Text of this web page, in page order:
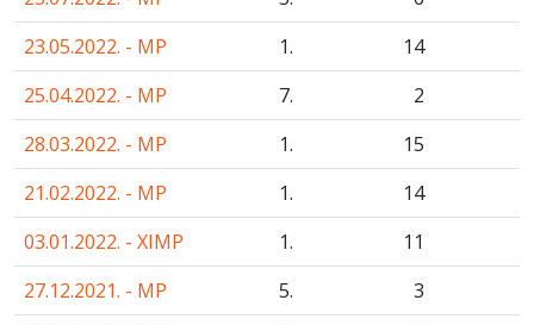
23.05.2022. - MP
1.
14
25.04.2022. - MP
7.
2
28.03.2022. - MP
1.
15
21.02.2022. - MP
1.
14
03.01.2022. - XIMP
1.
11
27.12.2021. - MP
5.
3